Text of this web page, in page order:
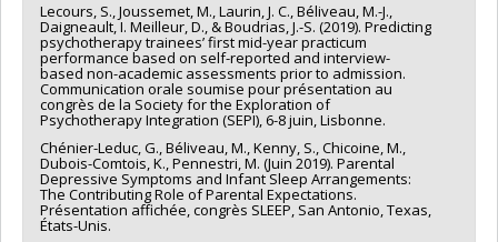
Lecours, S., Joussemet, M., Laurin, J. C., Béliveau, M.-J.,
Daigneault, I. Meilleur, D., & Boudrias, J.-S. (2019). Predicting
psychotherapy trainees’ first mid-year practicum
performance based on self-reported and interview-
based non-academic assessments prior to admission.
Communication orale soumise pour présentation au
congrès de la Society for the Exploration of
Psychotherapy Integration (SEPI), 6-8 juin, Lisbonne.
Chénier-Leduc, G., Béliveau, M., Kenny, S., Chicoine, M.,
Dubois-Comtois, K., Pennestri, M. (Juin 2019). Parental
Depressive Symptoms and Infant Sleep Arrangements:
The Contributing Role of Parental Expectations.
Présentation affichée, congrès SLEEP, San Antonio, Texas,
États-Unis.